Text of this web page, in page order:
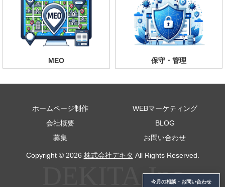
MEO 保守・管理
ホームページ制作
WEBマーケティング
会社概要
BLOG
募集
お問い合わせ
Copyright © 2026 株式会社デキタ All Rights Reserved.
今月の相談・お問い合わせ